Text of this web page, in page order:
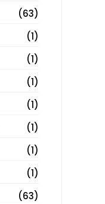
(63)
(1)
(1)
(1)
(1)
(1)
(1)
(1)
(63)